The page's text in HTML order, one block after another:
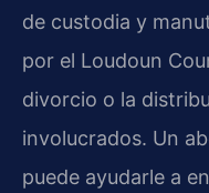
de custodia y
por el Loudoun
divorcio o la
involucrados. Un
puede ayudarle a